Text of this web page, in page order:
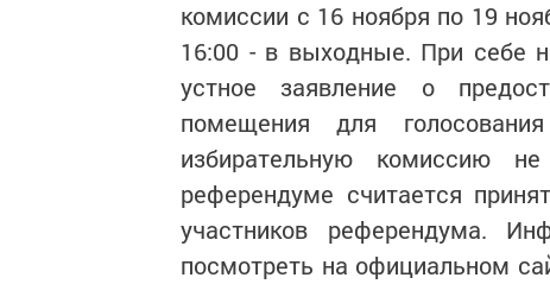
комиссии с 16 ноября по 19
16:00 - в выходные. При себе
устное заявление о
помещения для
избирательную комиссию
референдуме считается
участников референдума.
посмотреть на официальном